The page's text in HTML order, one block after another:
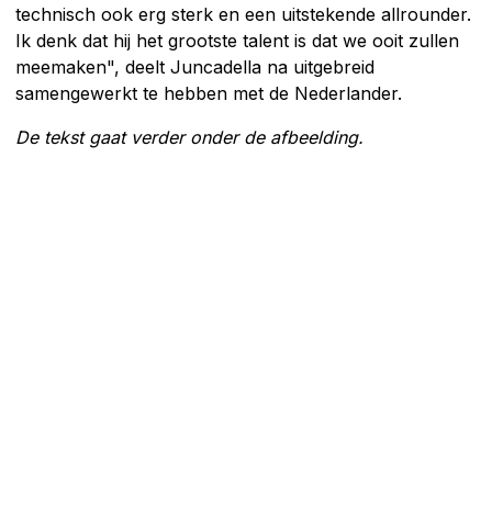
technisch ook erg sterk en een uitstekende allrounder.
Ik denk dat hij het grootste talent is dat we ooit zullen
meemaken", deelt Juncadella na uitgebreid
samengewerkt te hebben met de Nederlander.
De tekst gaat verder onder de afbeelding.